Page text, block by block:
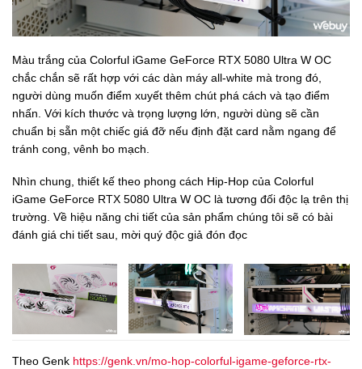
Màu trắng của Colorful iGame GeForce RTX 5080 Ultra W OC
chắc chắn sẽ rất hợp với các dàn máy all-white mà trong đó,
người dùng muốn điểm xuyết thêm chút phá cách và tạo điểm
nhấn. Với kích thước và trọng lượng lớn, người dùng sẽ cần
chuẩn bị sẵn một chiếc giá đỡ nếu định đặt card nằm ngang để
tránh cong, vênh bo mạch.
Nhìn chung, thiết kế theo phong cách Hip-Hop của Colorful
iGame GeForce RTX 5080 Ultra W OC là tương đối độc lạ trên thị
trường. Về hiệu năng chi tiết của sản phẩm chúng tôi sẽ có bài
đánh giá chi tiết sau, mời quý độc giả đón đọc
Theo Genk https://genk.vn/mo-hop-colorful-igame-geforce-rtx-